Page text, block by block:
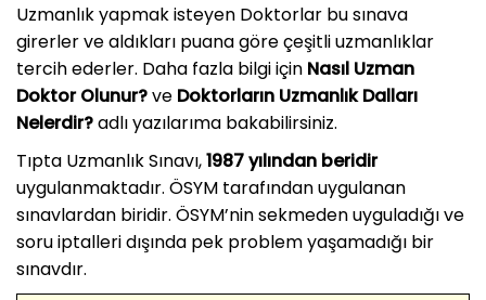
Uzmanlık yapmak isteyen Doktorlar bu sınava
girerler ve aldıkları puana göre çeşitli uzmanlıklar
tercih ederler. Daha fazla bilgi için Nasıl Uzman
Doktor Olunur?ve Doktorların Uzmanlık Dalları
Nelerdir?adlı yazılarıma bakabilirsiniz.
Tıpta Uzmanlık Sınavı,1987 yılından beridir
uygulanmaktadır. ÖSYM tarafından uygulanan
sınavlardan biridir. ÖSYM’nin sekmeden uyguladığı ve
soru iptalleri dışında pek problem yaşamadığı bir
sınavdır.